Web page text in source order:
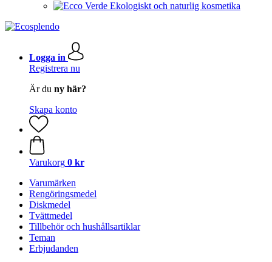
Ekologiskt och naturlig kosmetika
Logga in
Registrera nu
Är du ny här?
Skapa konto
Varukorg 0 kr
Varumärken
Rengöringsmedel
Diskmedel
Tvättmedel
Tillbehör och hushållsartiklar
Teman
Erbjudanden